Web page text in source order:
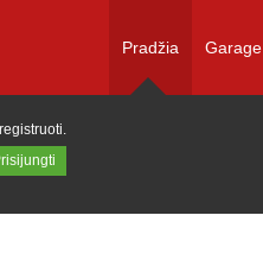
Pradžia Garage
.